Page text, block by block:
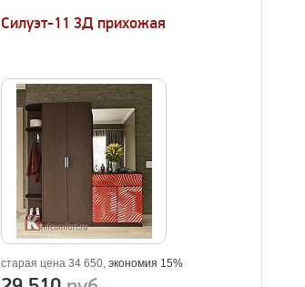
Силуэт-11 3Д прихожая
старая цена 34 650,экономия 15%